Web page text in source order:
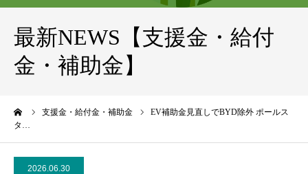
最新NEWS【支援金・給付
金・補助金】
支援金・給付金・補助金
EV補助金見直しでBYD除外 ポールス
タ…
2026.06.30